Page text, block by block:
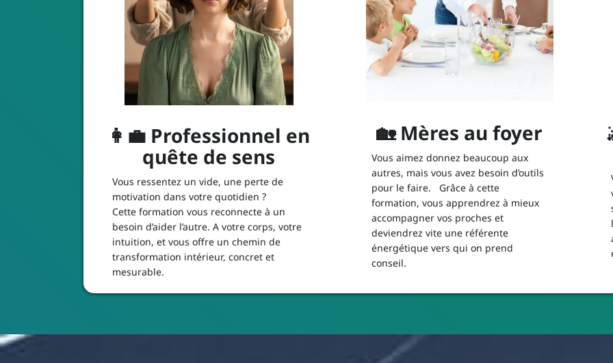
👩‍💼 Professionnel en
quête de sens
Vous ressentez un vide, une perte de
motivation dans votre quotidien ?
Cette formation vous reconnecte à un
besoin d’aider l’autre. A votre corps, votre
intuition, et vous offre un chemin de
transformation intérieur, concret et
mesurable.
🏡 Mères au foyer
Vous aimez donnez beaucoup aux
autres, mais vous avez besoin d’outils
pour le faire. Grâce à cette
formation, vous apprendrez à mieux
accompagner vos proches et
deviendrez vite une référente
énergétique vers qui on prend
conseil.